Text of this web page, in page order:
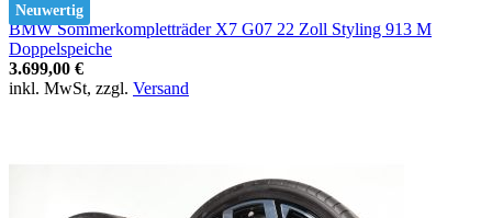
Neuwertig
BMW Sommerkompletträder X7 G07 22 Zoll Styling 913 M
Doppelspeiche
3.699,00 €
inkl. MwSt, zzgl. Versand